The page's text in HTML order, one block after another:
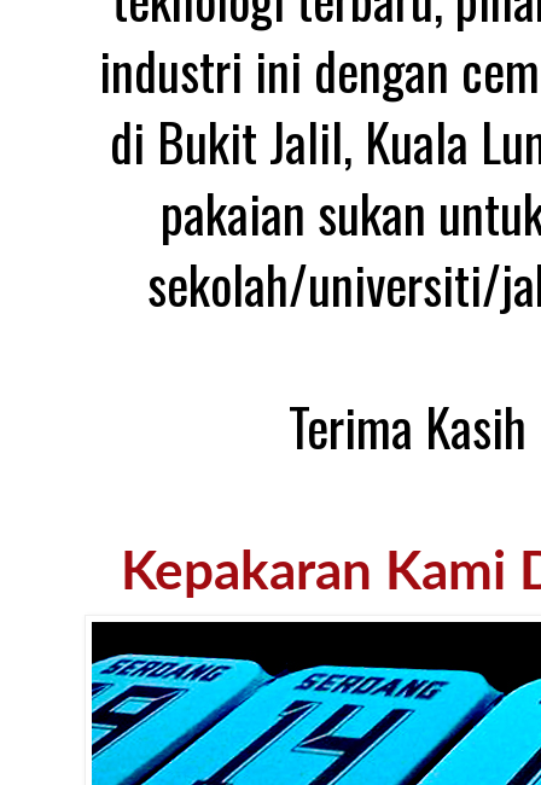
industri ini dengan
di Bukit Jalil, Kuala
pakaian sukan
sekolah/universiti/
Terima
Kepakaran Kami